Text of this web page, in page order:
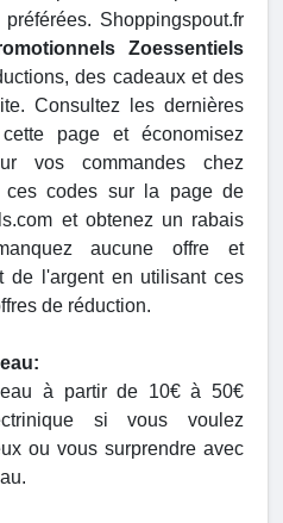
Shoppingspout.fr
Zoessentiels
des cadeaux et des
Consultez les dernières
page et économisez
vos commandes chez
ces codes sur la page de
et obtenez un rabais
aucune offre et
de l'argent en utilisant ces
de réduction.
à partir de 10€ à 50€
si vous voulez
ou vous surprendre avec